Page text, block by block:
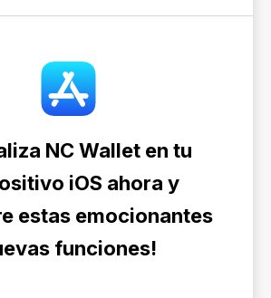
NC Wallet en tu
iOS ahora y
estas emocionantes
funciones!